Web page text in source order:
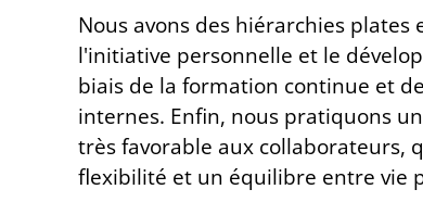
Nous avons des hiérarchies plates
l'initiative personnelle et le
biais de la formation continue et
internes. Enfin, nous pratiquons
très favorable aux collaborateurs,
flexibilité et un équilibre entre vie